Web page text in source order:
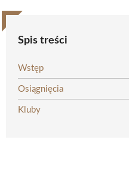
Spis treści
Wstęp
Osiągnięcia
Kluby